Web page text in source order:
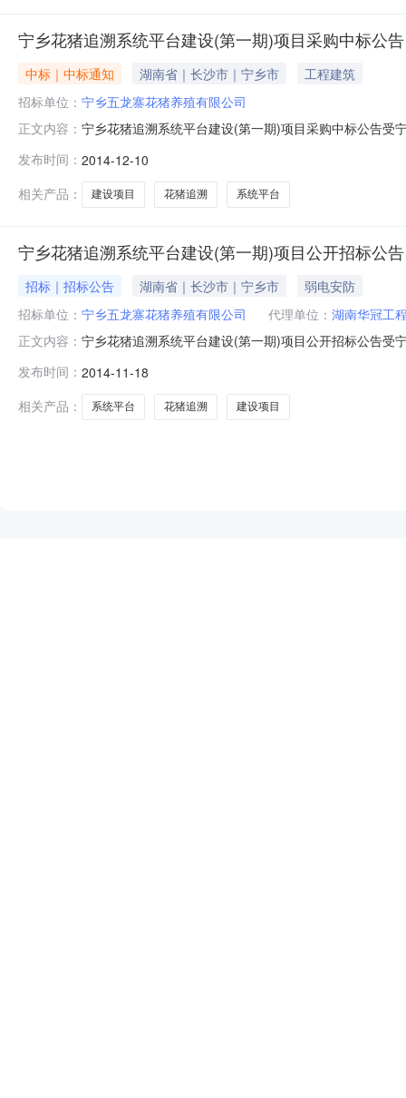
宁乡花猪追溯系统平台建设(第一期)项目采购中标公告
中标｜中标通知 湖南省｜长沙市｜宁乡市
工程建筑
招标单位： 宁乡五龙寨花猪养殖有限公司
正文内容： 宁乡花猪追溯系统平台建设(第一期)项目采购中标公告受
年12月9日上午9:00二、中标结果中标候选人名称联系
发布时间： 2014-12-10
相关产品：
建设项目 花猪追溯 系统平台
宁乡花猪追溯系统平台建设(第一期)项目公开招标公告
招标｜招标公告 湖南省｜长沙市｜宁乡市
弱电安防
招标单位： 宁乡五龙寨花猪养殖有限公司 代理单位： 湖南华冠工
正文内容： 宁乡花猪追溯系统平台建设(第一期)项目公开招标公告受
内容：⑴宁乡花猪追溯管理系统、展示分析及决策管理
品备件、运输、
发布时间： 2014-11-18
相关产品：
系统平台 花猪追溯 建设项目